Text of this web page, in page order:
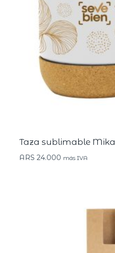
Taza sublimable Mika
ARS 24.000 más IVA